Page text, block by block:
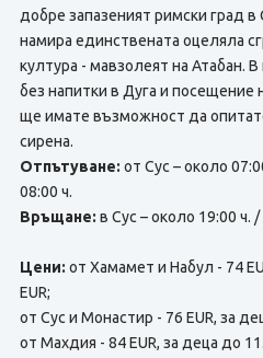
добре запазеният римски град
намира единствената оцеляла
култура - мавзолеят на Атабан.
без напитки в Дуга и посещение
ще имате възможност да
сирена.
Отпътуване: от Сус – около
08:00 ч.
Връщане: в Сус – около 19:00 ч.
Цени: от Хамамет и Набул - 74
EUR;
от Сус и Монастир - 76 EUR, за
от Махдия - 84 EUR, за деца до